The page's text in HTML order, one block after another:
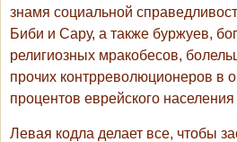
знамя социальной
Биби и Сару, а также буржуев,
религиозных мракобесов,
прочих контрреволюционеров в
процентов еврейского
Левая кодла делает все, чтобы